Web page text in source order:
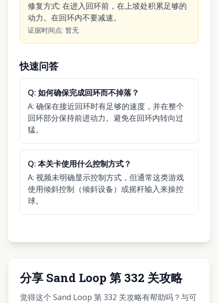
修复方式: 在进入回环前，在上坡处积累足够的
动力。在回环内不要减速。
证据时间点: 暂无
快速问答
Q: 如何确保完成回环而不掉落？
A: 确保在接近回环时有足够的速度，并在整个
回环部分保持前进动力。避免在回环内转向过
猛。
Q: 本关卡使用什么控制方式？
A: 视频未明确显示控制方式，但通常这类游戏
使用倾斜控制（倾斜设备）或摇杆输入来操控
球。
分享 Sand Loop 第 332 关攻略
觉得这个 Sand Loop 第 332 关攻略有帮助吗？与可